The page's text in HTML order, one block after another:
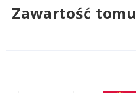
Zawartość tomu